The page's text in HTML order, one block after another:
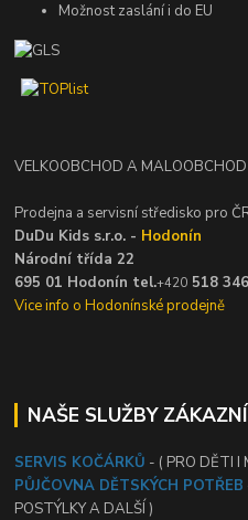
Možnost zaslání i do EU
VELKOOBCHOD A MALOOBCHOD
Prodejna a servisní středisko pro
DuDu Kids s.r.o. - Hodonín
Národní třída 22
695 01 Hodonín tel.+420 518
Vice info o Hodonínské prodejně
NAŠE SLUŽBY
SERVIS KOČÁRKŮ - ( PRO DĚTI I
PŮJČOVNA DĚTSKÝCH POTŘEB
POSTÝLKY A DALŠÍ )